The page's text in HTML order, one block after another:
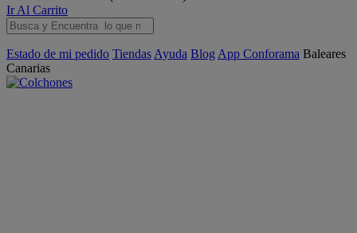
Ir Al Carrito
Estado de mi pedido Tiendas Ayuda Blog App Conforama Baleares
Canarias